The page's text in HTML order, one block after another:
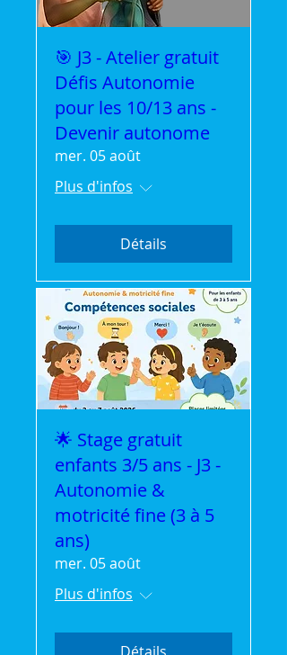
🎯 J3 - Atelier gratuit
Défis Autonomie
pour les 10/13 ans -
Devenir autonome
mer. 05 août
Plus d'infos
Détails
🌟 Stage gratuit
enfants 3/5 ans - J3 -
Autonomie &
motricité fine (3 à 5
ans)
mer. 05 août
Plus d'infos